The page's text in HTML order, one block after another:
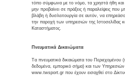
τόπο σύμφωνα με το νόμο, τα χρηστά ήθη και
μην προβαίνει σε πράξεις ή παραλείψεις που
βλάβη ή δυσλειτουργία σε αυτόν, να
την παροχή των υπηρεσιών της Ιστοσελίδας
Καταστήματος.
Πνευματικά Δικαιώματα
Tα πνευματικά δικαιώματα του Περιεχομένου
δεδομένα, εμπορικό σήμα) και των Υπηρεσιών
www.twsport.gr που έχουν εισαχθεί στο